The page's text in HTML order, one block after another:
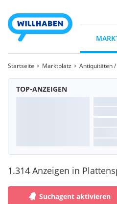
Startseite Marktplatz Antiquitäten /
TOP-ANZEIGEN
1.314 Anzeigen in
Suchagent aktivieren